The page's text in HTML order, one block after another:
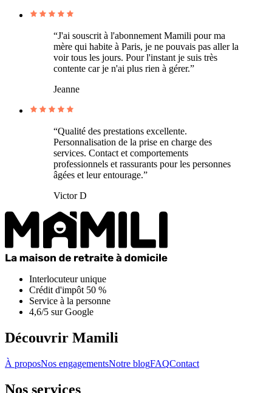
“J'ai souscrit à l'abonnement Mamili pour ma
mère qui habite à Paris, je ne pouvais pas aller la
voir tous les jours. Pour l'instant je suis très
contente car je n'ai plus rien à gérer.”
Jeanne
“Qualité des prestations excellente.
Personnalisation de la prise en charge des
services. Contact et comportements
professionnels et rassurants pour les personnes
âgées et leur entourage.”
Victor D
Interlocuteur unique
Crédit d'impôt 50 %
Service à la personne
4,6/5 sur Google
Découvrir Mamili
À proposNos engagementsNotre blogFAQContact
Nos services